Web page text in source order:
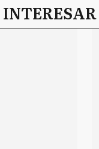
INTERESAR